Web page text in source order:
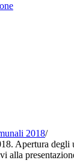
2018/
Apertura degli
alla